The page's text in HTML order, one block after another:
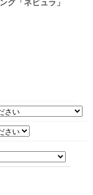
グ「ネビュラ」